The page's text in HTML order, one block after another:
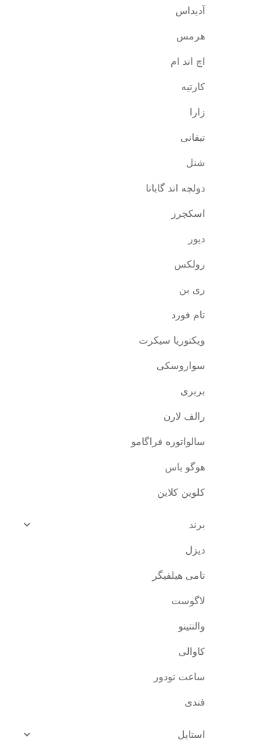
آدیداس
هرمس
اچ اند ام
کارتیه
زارا
تیفانی
شنل
دولچه اند گابانا
اسکچرز
دیور
رولکس
ری بن
تام فورد
ویکتوریا سیکرت
سواروسکی
بربری
رالف لارن
سالواتوره فراگامو
هوگو باس
کلوین کلاین
برند
دیزل
تامی هیلفیگر
لاگوست
والنتینو
کاوالی
ساعت تودور
فندی
استایل